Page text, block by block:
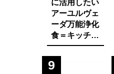
に活用したい
アーユルヴェ
ーダ万能浄化
食＝キッチャ
リーの作り方
9